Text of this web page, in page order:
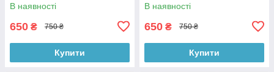
В наявності
650 ₴ 750 ₴
Купити
В наявності
650 ₴ 750 ₴
Купити